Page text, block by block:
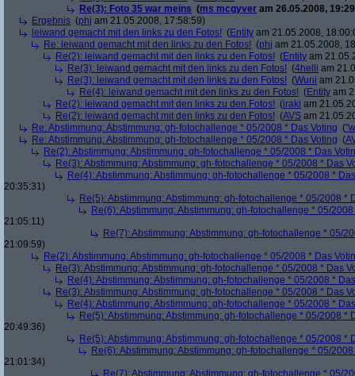
Re(3): Foto 35 war meins (ms mcgyver am 26.05.2008,
Ergebnis (phj am 21.05.2008, 17:58:59)
leiwand gemacht mit den links zu den Fotos! (Entity am 21.05.2008,
Re: leiwand gemacht mit den links zu den Fotos! (phj am 21.05.2008,
Re(2): leiwand gemacht mit den links zu den Fotos! (Entity am
Re(3): leiwand gemacht mit den links zu den Fotos! (4helli am
Re(3): leiwand gemacht mit den links zu den Fotos! (Wuni am
Re(4): leiwand gemacht mit den links zu den Fotos! (Entity am
Re(2): leiwand gemacht mit den links zu den Fotos! (iraki am
Re(2): leiwand gemacht mit den links zu den Fotos! (AVS am
Re: Abstimmung: Abstimmung: gh-fotochallenge * 05/2008 * Das Voting (
Re: Abstimmung: Abstimmung: gh-fotochallenge * 05/2008 * Das Voting (
Re(2): Abstimmung: Abstimmung: gh-fotochallenge * 05/2008 * Das
Re(3): Abstimmung: Abstimmung: gh-fotochallenge * 05/2008 * Das
Re(4): Abstimmung: Abstimmung: gh-fotochallenge * 05/2008 *
20:35:31)
Re(5): Abstimmung: Abstimmung: gh-fotochallenge * 05/2008 *
Re(6): Abstimmung: Abstimmung: gh-fotochallenge * 05/
21:05:11)
Re(7): Abstimmung: Abstimmung: gh-fotochallenge * 05/
21:09:59)
Re(2): Abstimmung: Abstimmung: gh-fotochallenge * 05/2008 * Das
Re(3): Abstimmung: Abstimmung: gh-fotochallenge * 05/2008 * Das
Re(4): Abstimmung: Abstimmung: gh-fotochallenge * 05/2008 *
Re(3): Abstimmung: Abstimmung: gh-fotochallenge * 05/2008 * Das
Re(4): Abstimmung: Abstimmung: gh-fotochallenge * 05/2008 *
Re(5): Abstimmung: Abstimmung: gh-fotochallenge * 05/2008 *
20:49:36)
Re(5): Abstimmung: Abstimmung: gh-fotochallenge * 05/2008 *
Re(6): Abstimmung: Abstimmung: gh-fotochallenge * 05/
21:01:34)
Re(7): Abstimmung: Abstimmung: gh-fotochallenge * 05/